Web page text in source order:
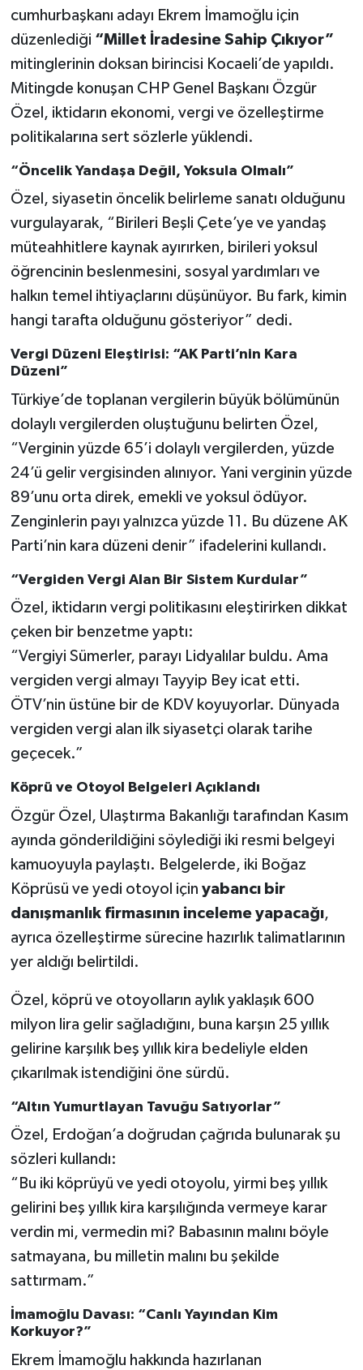
cumhurbaşkanı adayı Ekrem İmamoğlu için
düzenlediği “Millet İradesine Sahip Çıkıyor”
mitinglerinin doksan birincisi Kocaeli’de yapıldı.
Mitingde konuşan CHP Genel Başkanı Özgür
Özel, iktidarın ekonomi, vergi ve özelleştirme
politikalarına sert sözlerle yüklendi.
“Öncelik Yandaşa Değil, Yoksula Olmalı”
Özel, siyasetin öncelik belirleme sanatı olduğunu
vurgulayarak, “Birileri Beşli Çete’ye ve yandaş
müteahhitlere kaynak ayırırken, birileri yoksul
öğrencinin beslenmesini, sosyal yardımları ve
halkın temel ihtiyaçlarını düşünüyor. Bu fark, kimin
hangi tarafta olduğunu gösteriyor” dedi.
Vergi Düzeni Eleştirisi: “AK Parti’nin Kara
Düzeni”
Türkiye’de toplanan vergilerin büyük bölümünün
dolaylı vergilerden oluştuğunu belirten Özel,
“Verginin yüzde 65’i dolaylı vergilerden, yüzde
24’ü gelir vergisinden alınıyor. Yani verginin yüzde
89’unu orta direk, emekli ve yoksul ödüyor.
Zenginlerin payı yalnızca yüzde 11. Bu düzene AK
Parti’nin kara düzeni denir” ifadelerini kullandı.
“Vergiden Vergi Alan Bir Sistem Kurdular”
Özel, iktidarın vergi politikasını eleştirirken dikkat
çeken bir benzetme yaptı:
“Vergiyi Sümerler, parayı Lidyalılar buldu. Ama
vergiden vergi almayı Tayyip Bey icat etti.
ÖTV’nin üstüne bir de KDV koyuyorlar. Dünyada
vergiden vergi alan ilk siyasetçi olarak tarihe
geçecek.”
Köprü ve Otoyol Belgeleri Açıklandı
Özgür Özel, Ulaştırma Bakanlığı tarafından Kasım
ayında gönderildiğini söylediği iki resmi belgeyi
kamuoyuyla paylaştı. Belgelerde, iki Boğaz
Köprüsü ve yedi otoyol için yabancı bir
danışmanlık firmasının inceleme yapacağı,
ayrıca özelleştirme sürecine hazırlık talimatlarının
yer aldığı belirtildi.
Özel, köprü ve otoyolların aylık yaklaşık 600
milyon lira gelir sağladığını, buna karşın 25 yıllık
gelirine karşılık beş yıllık kira bedeliyle elden
çıkarılmak istendiğini öne sürdü.
“Altın Yumurtlayan Tavuğu Satıyorlar”
Özel, Erdoğan’a doğrudan çağrıda bulunarak şu
sözleri kullandı:
“Bu iki köprüyü ve yedi otoyolu, yirmi beş yıllık
gelirini beş yıllık kira karşılığında vermeye karar
verdin mi, vermedin mi? Babasının malını böyle
satmayana, bu milletin malını bu şekilde
sattırmam.”
İmamoğlu Davası: “Canlı Yayından Kim
Korkuyor?”
Ekrem İmamoğlu hakkında hazırlanan